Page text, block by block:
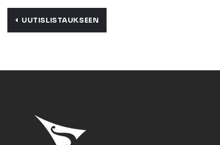
UUTISLISTAUKSEEN